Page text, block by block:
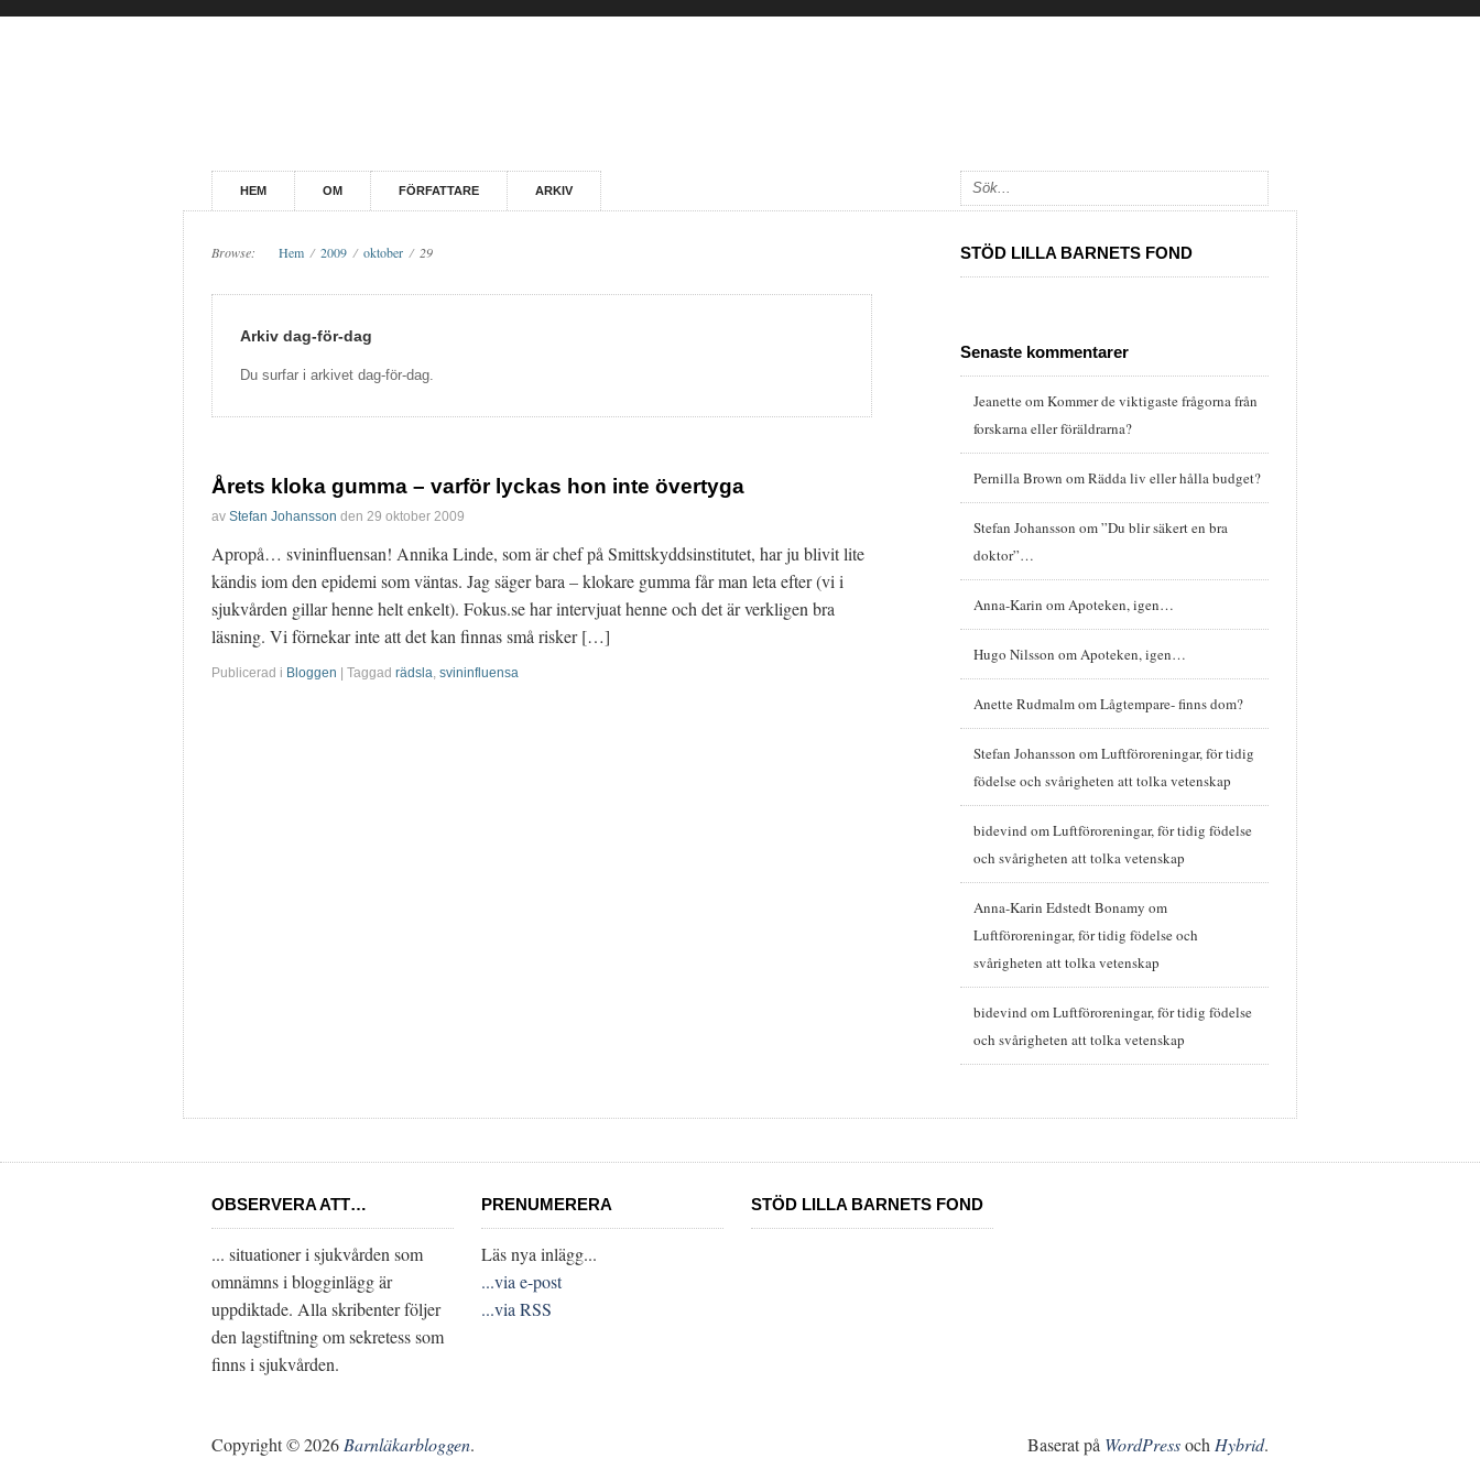
HEM OM FÖRFATTARE ARKIV
Browse: Hem / 2009 / oktober / 29
Arkiv dag-för-dag
Du surfar i arkivet dag-för-dag.
Årets kloka gumma – varför lyckas hon inte övertyga
av Stefan Johansson den 29 oktober 2009
Apropå… svininfluensan! Annika Linde, som är chef på Smittskyddsinstitutet, har ju blivit lite
kändis iom den epidemi som väntas. Jag säger bara – klokare gumma får man leta efter (vi i
sjukvården gillar henne helt enkelt). Fokus.se har intervjuat henne och det är verkligen bra
läsning. Vi förnekar inte att det kan finnas små risker […]
Publicerad i Bloggen | Taggad rädsla, svininfluensa
STÖD LILLA BARNETS FOND
Senaste kommentarer
JeanetteomKommer de viktigaste frågorna från
forskarna eller föräldrarna?
Pernilla Brown omRädda liv eller hålla budget?
Stefan Johansson om”Du blir säkert en bra
doktor”…
Anna-Karin omApoteken, igen…
Hugo Nilsson omApoteken, igen…
Anette RudmalmomLågtempare- finns dom?
Stefan Johansson omLuftföroreningar, för tidig
födelse och svårigheten att tolka vetenskap
bidevind omLuftföroreningar, för tidig födelse
och svårigheten att tolka vetenskap
Anna-Karin Edstedt Bonamy om
Luftföroreningar, för tidig födelse och
svårigheten att tolka vetenskap
bidevind omLuftföroreningar, för tidig födelse
och svårigheten att tolka vetenskap
OBSERVERA ATT…
... situationer i sjukvården som
omnämns i blogginlägg är
uppdiktade. Alla skribenter följer
den lagstiftning om sekretess som
finns i sjukvården.
PRENUMERERA
Läs nya inlägg...
...via e-post
...via RSS
STÖD LILLA BARNETS FOND
Copyright © 2026 Barnläkarbloggen. Baserat på WordPressoch Hybrid.